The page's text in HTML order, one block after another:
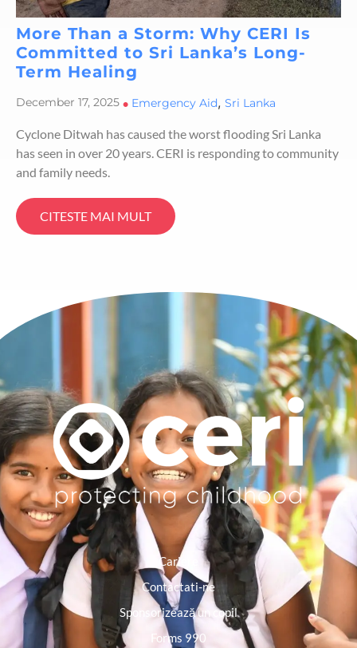
More Than a Storm: Why CERI Is
Committed to Sri Lanka’s Long-
Term Healing
December 17, 2025 • Emergency Aid, Sri Lanka
Cyclone Ditwah has caused the worst flooding Sri Lanka
has seen in over 20 years. CERI is responding to community
and family needs.
CITESTE MAI MULT
Cariere
Contactati-ne
Sponsorizează un copil
Forms 990